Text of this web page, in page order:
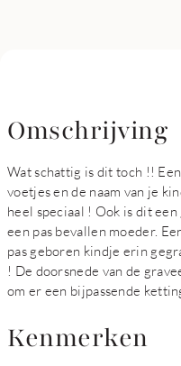
Omschrijving
Wat schattig is dit toch !!
voetjes en de naam van je
heel speciaal ! Ook is dit
een pas bevallen moeder.
pas geboren kindje erin
! De doorsnede van de
om er een bijpassende
Kenmerken